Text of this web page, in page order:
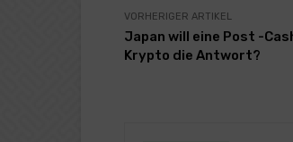
VORHERIGER ARTIKEL
Japan will eine Post -
Krypto die Antwort?